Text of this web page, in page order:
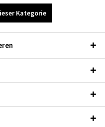
Kategorie